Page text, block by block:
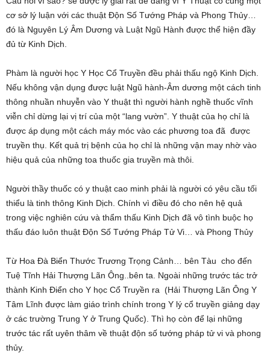
cơ sở lý luận với các thuật Độn Số Tướng Pháp và Phong Thủy…
đó là Nguyên Lý Âm Dương và Luật Ngũ Hành được thể hiện đầy
đủ từ Kinh Dịch.
Phàm là người học Y Học Cổ Truyền đều phải thấu ngộ Kinh Dịch.
Nếu không vận dụng được luật Ngũ hành-Âm dương một cách tinh
thông nhuần nhuyễn vào Y thuật thì người hành nghề thuốc vĩnh
viễn chỉ dừng lại vị trí của một “lang vườn”. Y thuật của họ chỉ là
được áp dụng một cách máy móc vào các phương toa đã được
truyền thụ. Kết quả trị bệnh của họ chỉ là những vận may nhờ vào
hiệu quả của những toa thuốc gia truyền mà thôi.
Người thầy thuốc có y thuật cao minh phải là người có yêu cầu tối
thiểu là tinh thông Kinh Dịch. Chính vì điều đó cho nên hệ quả
trong việc nghiên cứu và thẩm thấu Kinh Dịch đã vô tình buộc họ
thấu đáo luôn thuật Độn Số Tướng Pháp Tử Vi… và Phong Thủy
Từ Hoa Đà Biển Thước Trương Trọng Cảnh… bên Tàu cho đến
Tuệ Tĩnh Hải Thượng Lãn Ông..bên ta. Ngoài những trước tác trở
thành Kinh Điển cho Y học Cổ Truyền ra (Hải Thượng Lãn Ông Y
Tâm Lĩnh được làm giáo trình chính trong Y lý cổ truyền giảng dạy
ở các trường Trung Y ở Trung Quốc). Thì họ còn để lại những
trước tác rất uyên thâm về thuật độn số tướng pháp tử vi và phong
thủy.